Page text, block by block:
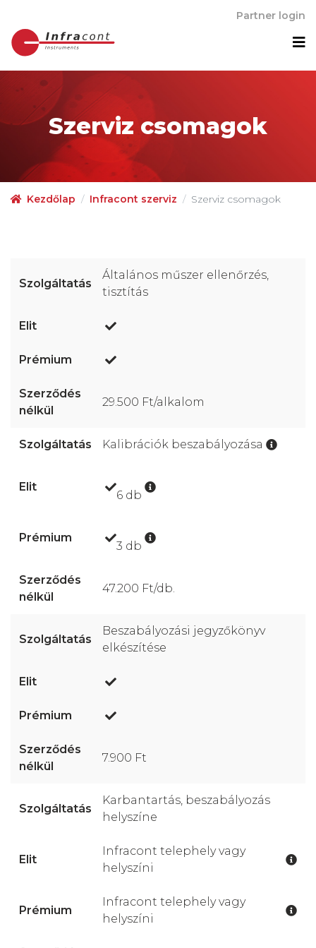
Partner login
Szerviz csomagok
Kezdőlap Infracont szerviz Szerviz csomagok
Általános műszer ellenőrzés,
tisztítás
29.500 Ft/alkalom
Kalibrációk beszabályozása
6 db
3 db
47.200 Ft/db.
Beszabályozási jegyzőkönyv
elkészítése
7.900 Ft
Karbantartás, beszabályozás
helyszíne
Infracont telephely vagy
helyszíni
Infracont telephely vagy
helyszíni